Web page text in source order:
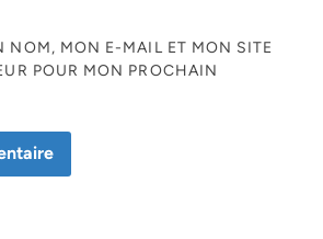
NOM, MON E-MAIL ET MON SITE
POUR MON PROCHAIN